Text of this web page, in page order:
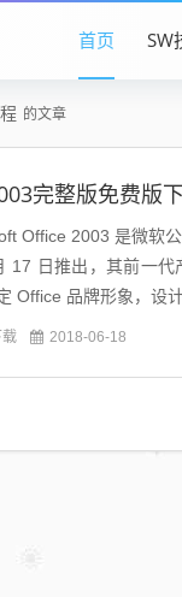
首页 SW
的文章
完整版免费版
Office 2003 是微软
17 日推出，其前一
Office 品牌形象，设计
2018-06-18